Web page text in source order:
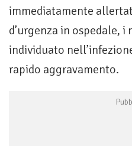
immediatamente
d’urgenza in ospedale,
individuato
rapido aggravamento.